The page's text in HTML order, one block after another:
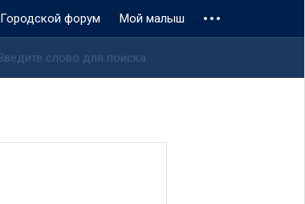
Городской форум Мой малыш